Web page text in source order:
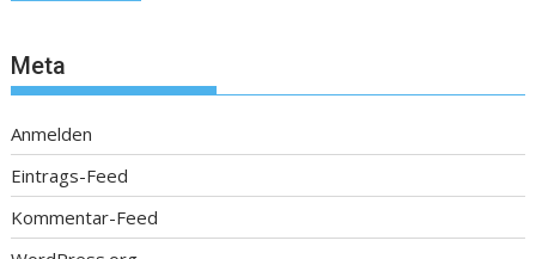
Meta
Anmelden
Eintrags-Feed
Kommentar-Feed